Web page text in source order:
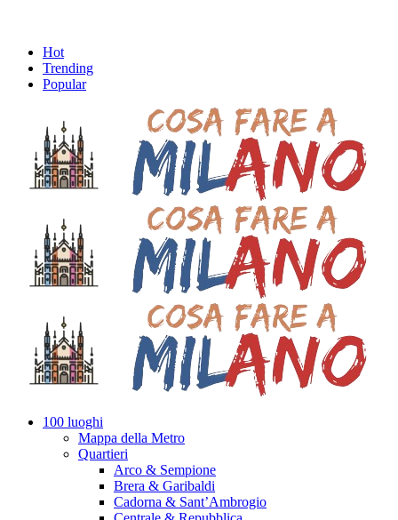
Hot
Trending
Popular
100 luoghi
Mappa della Metro
Quartieri
Arco & Sempione
Brera & Garibaldi
Cadorna & Sant’Ambrogio